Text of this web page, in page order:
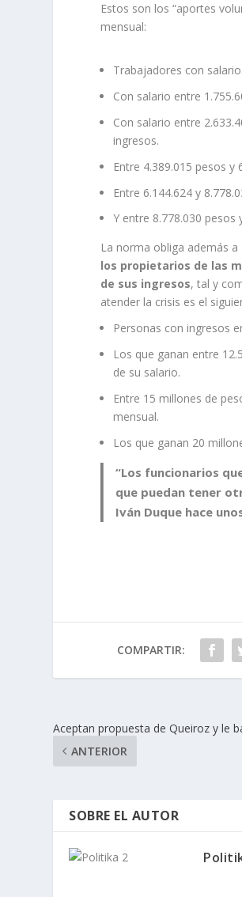
Estos son los “aportes
mensual:
Trabajadores con
Con salario entre
Con salario entre
ingresos.
Entre 4.389.015 pesos
Entre 6.144.624 y
Y entre 8.778.030
La norma obliga además a
los propietarios de las
de sus ingresos, tal y
atender la crisis es el
Personas con ingresos
Los que ganan entre
de su salario.
Entre 15 millones de
mensual.
Los que ganan 20
“Los funcionarios
que puedan tener
Iván Duque hace
COMPARTIR:
Aceptan propuesta de Queiroz y le
ANTERIOR
SOBRE EL AUTOR